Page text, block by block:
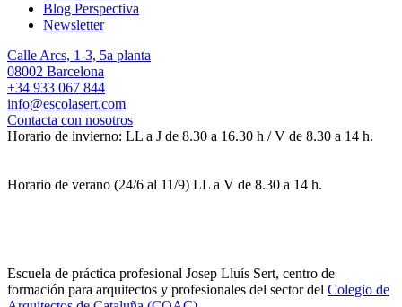
Blog Perspectiva
Newsletter
Calle Arcs, 1-3, 5a planta
08002 Barcelona
+34 933 067 844
info@escolasert.com
Contacta con nosotros
Horario de invierno: LL a J de 8.30 a 16.30 h / V de 8.30 a 14 h.
Horario de verano (24/6 al 11/9) LL a V de 8.30 a 14 h.
Escuela de práctica profesional Josep Lluís Sert, centro de
formación para arquitectos y profesionales del sector del Colegio de